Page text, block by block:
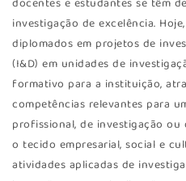
investigação de excelência.
diplomados em projetos de
(I&D) em unidades de
formativo para a instituição,
competências relevantes para
profissional, de investigação ou
o tecido empresarial, social e
atividades aplicadas de